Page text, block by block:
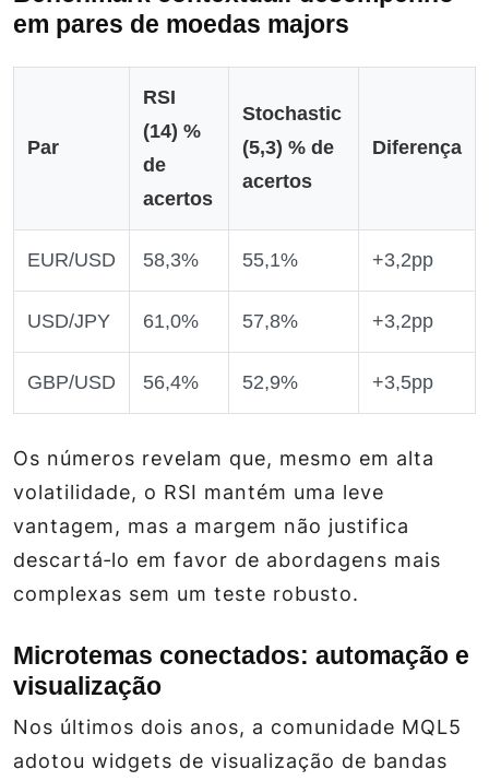
em pares de moedas majors
Par
RSI
(14) %
de
acertos
Stochastic
(5,3) % de
acertos
Diferença
EUR/USD 58,3% 55,1% +3,2pp
USD/JPY 61,0% 57,8% +3,2pp
GBP/USD 56,4% 52,9% +3,5pp
Os números revelam que, mesmo em alta
volatilidade, o RSI mantém uma leve
vantagem, mas a margem não justifica
descartá‑lo em favor de abordagens mais
complexas sem um teste robusto.
Microtemas conectados: automação e
visualização
Nos últimos dois anos, a comunidade MQL5
adotou widgets de visualização de bandas